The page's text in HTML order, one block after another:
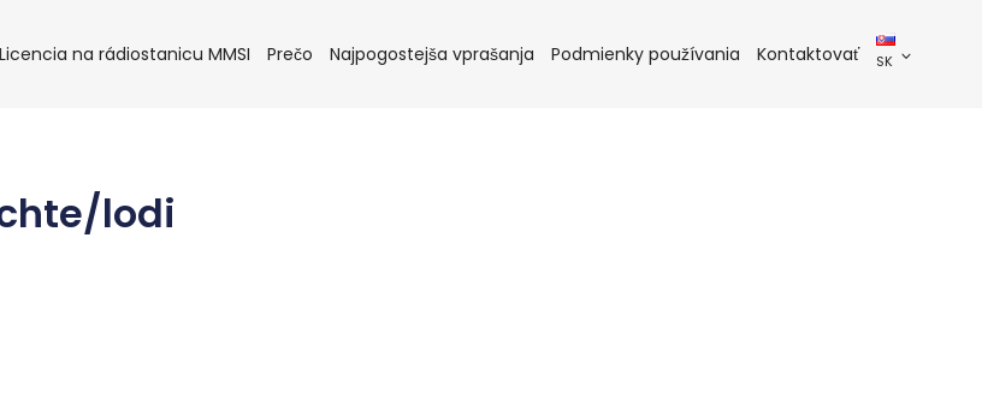
Licencia na rádiostanicu MMSI Prečo Najpogostejša vprašanja Podmienky používania Kontaktovať SK
lodi